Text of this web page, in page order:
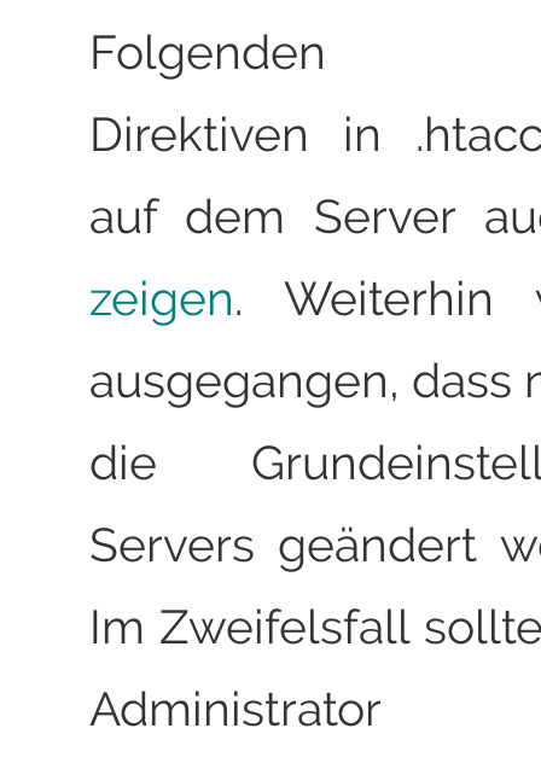
Folgenden
Direktiven in
auf dem Server
zeigen. Weiterhin
ausgegangen, dass
die
Servers geändert
Im Zweifelsfall
Administrator